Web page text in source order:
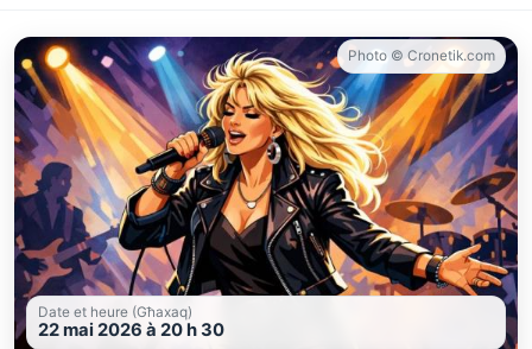
Photo © Cronetik.com
Date et heure (Għaxaq)
22 mai 2026 à 20 h 30